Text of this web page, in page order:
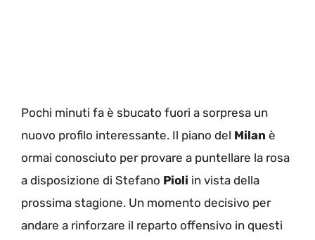
Pochi minuti fa è sbucato fuori a sorpresa un
nuovo profilo interessante. Il piano del Milan è
ormai conosciuto per provare a puntellare la rosa
a disposizione di Stefano Pioli in vista della
prossima stagione. Un momento decisivo per
andare a rinforzare il reparto offensivo in questi